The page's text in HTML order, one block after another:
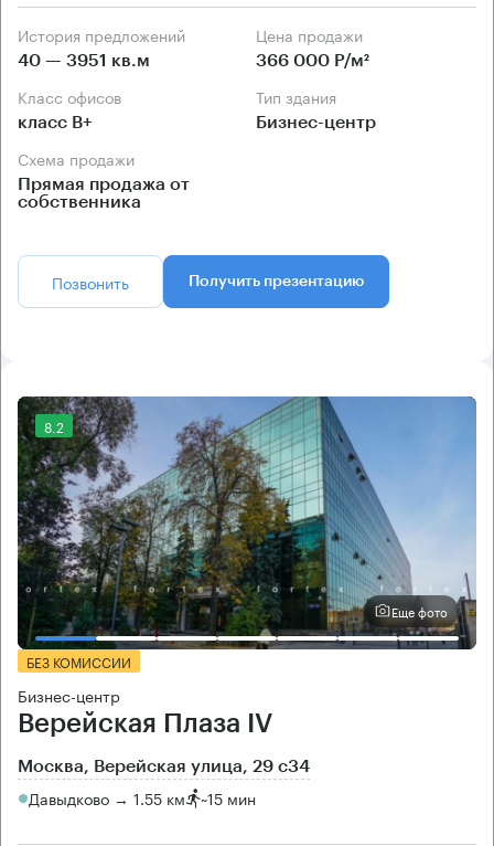
История предложений
40 — 3951 кв.м
Цена продажи
366 000 Р/м²
Класс офисов
класс B+
Тип здания
Бизнес-центр
Схема продажи
Прямая продажа от
собственника
Позвонить Получить презентацию
8.2
Еще фото
БЕЗ КОМИССИИ
Бизнес-центр
Верейская Плаза IV
Москва, Верейская улица, 29 с34
Давыдково → 1.55 км ~15 мин